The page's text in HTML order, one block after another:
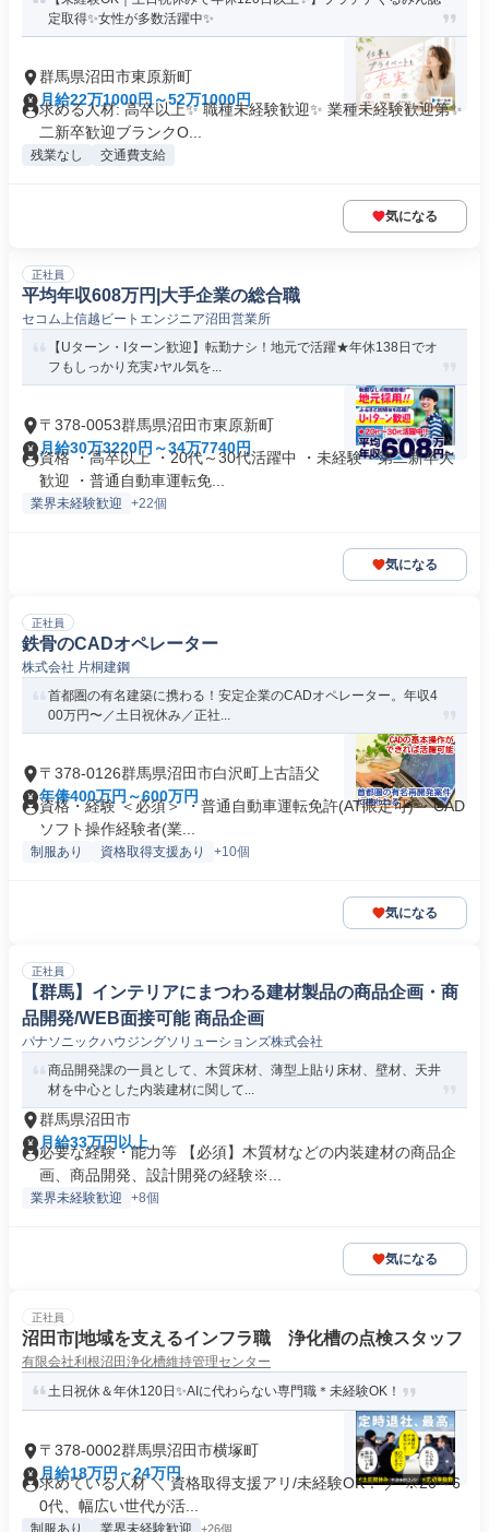
定取得✨女性が多数活躍中✨
群馬県沼田市東原新町
月給22万1000円～52万1000円
求める人材: 高卒以上✨ 職種未経験歓迎✨ 業種未経験歓迎第✨
二新卒歓迎ブランクO...
残業なし 交通費支給
気になる
正社員
平均年収608万円|大手企業の総合職
セコム上信越ビートエンジニア沼田営業所
【Uターン・Iターン歓迎】転勤ナシ！地元で活躍★年休138日でオ
フもしっかり充実♪ヤル気を...
〒378-0053群馬県沼田市東原新町
月給30万3220円～34万7740円
資格 ・高卒以上 ・20代～30代活躍中 ・未経験・第二新卒大
歓迎 ・普通自動車運転免...
業界未経験歓迎 +22個
気になる
正社員
鉄骨のCADオペレーター
株式会社 片桐建鋼
首都圏の有名建築に携わる！安定企業のCADオペレーター。年収4
00万円〜／土日祝休み／正社...
〒378-0126群馬県沼田市白沢町上古語父
年俸400万円～600万円
資格・経験 ＜必須＞ ・普通自動車運転免許(AT限定可) ・CAD
ソフト操作経験者(業...
制服あり 資格取得支援あり +10個
気になる
正社員
【群馬】インテリアにまつわる建材製品の商品企画・商
品開発/WEB面接可能 商品企画
パナソニックハウジングソリューションズ株式会社
商品開発課の一員として、木質床材、薄型上貼り床材、壁材、天井
材を中心とした内装建材に関して...
群馬県沼田市
月給33万円以上
必要な経験・能力等 【必須】木質材などの内装建材の商品企
画、商品開発、設計開発の経験※...
業界未経験歓迎 +8個
気になる
正社員
沼田市|地域を支えるインフラ職 浄化槽の点検スタッフ
有限会社利根沼田浄化槽維持管理センター
土日祝休＆年休120日✨AIに代わらない専門職＊未経験OK！
〒378-0002群馬県沼田市横塚町
月給18万円～24万円
求めている人材 ＼ 資格取得支援アリ/未経験OK！ ／ ※20～6
0代、幅広い世代が活...
制服あり 業界未経験歓迎 +26個